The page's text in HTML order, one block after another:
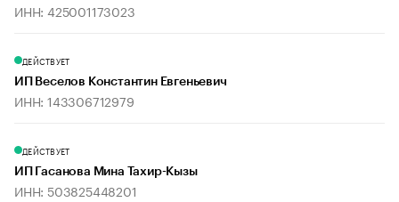
ИНН: 425001173023
ДЕЙСТВУЕТ
ИП Веселов Константин Евгеньевич
ИНН: 143306712979
ДЕЙСТВУЕТ
ИП Гасанова Мина Тахир-Кызы
ИНН: 503825448201